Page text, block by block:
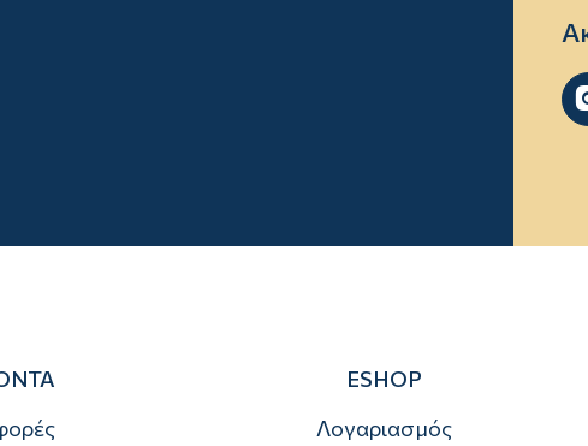
ESHOP
Λογαριασμός